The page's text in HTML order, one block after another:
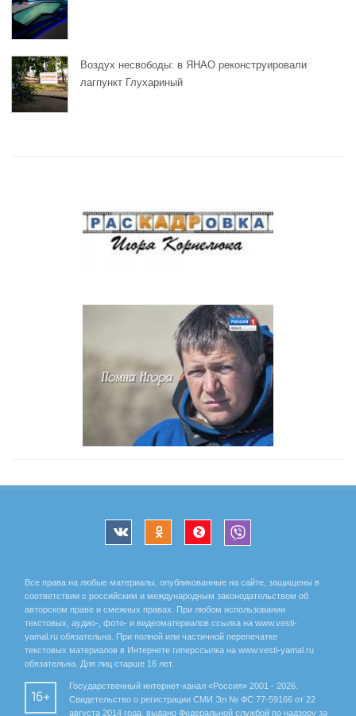
Воздух несвободы: в ЯНАО реконструировали
лагпункт Глухариный
Все права на любые материалы, опубликованные на сайте, защищены в
соответствии с российским и международным законодательством об
авторском праве и смежных правах. При любом использовании
текстовых, аудио-, фото- и видеоматериалов ссылка на www.vesti-
yamal.ru обязательна. При полной или частичной перепечатке
текстовых материалов в Интернете гиперссылка на www.vesti-yamal.ru
обязательна. Для лиц старше 16 лет.
16+
Государственный интернет-канал «Россия» 2001 - 2026.
Свидетельство о регистрации СМИ Эл № ФС 77-59166 от 22
августа 2014 года, выдано Федеральной службой по надзору за